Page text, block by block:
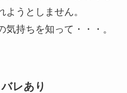
ようとしません。
気持ちを知って・・・。
レあり